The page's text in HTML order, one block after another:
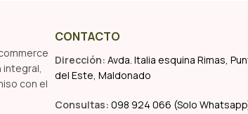
integral,
con el
CONTACTO
Dirección: Avda. Italia esquina Rimas,
del Este, Maldonado
Consultas: 098 924 066 (Solo